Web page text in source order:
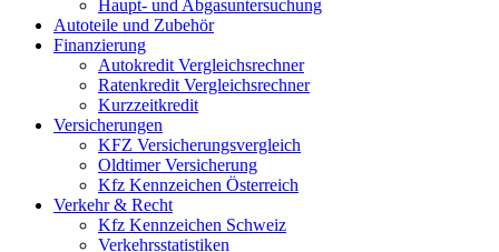
Haupt- und Abgasuntersuchung
Autoteile und Zubehör
Finanzierung
Autokredit Vergleichsrechner
Ratenkredit Vergleichsrechner
Kurzzeitkredit
Versicherungen
KFZ Versicherungsvergleich
Oldtimer Versicherung
Kfz Kennzeichen Österreich
Verkehr & Recht
Kfz Kennzeichen Schweiz
Verkehrsstatistiken